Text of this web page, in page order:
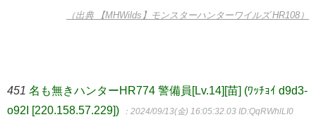
（出典 【MHWilds】モンスターハンターワイルズ HR108）
451 名も無きハンターHR774 警備員[Lv.14][苗] (ﾜｯﾁｮｲ d9d3-
o92I [220.158.57.229])
：2024/09/13(金) 16:05:32.03 ID:QqRWhlLI0